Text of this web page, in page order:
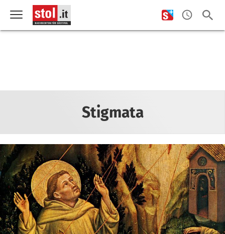
Stigmata